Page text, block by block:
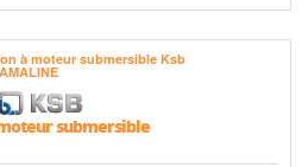
submersible